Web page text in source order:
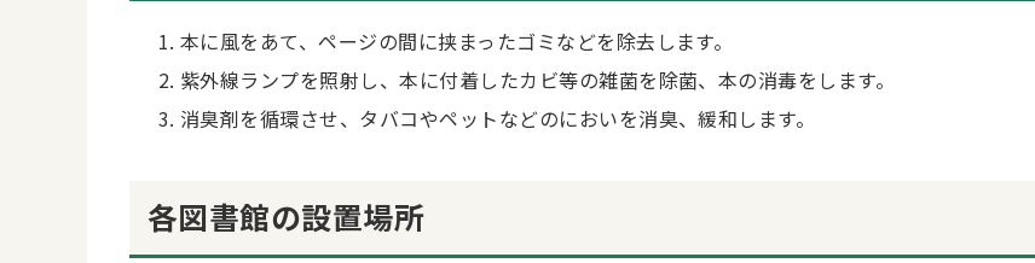
本に風をあて、ページの間に挟まったゴミなどを除去します。
紫外線ランプを照射し、本に付着したカビ等の雑菌を除菌、本の消毒をします。
消臭剤を循環させ、タバコやペットなどのにおいを消臭、緩和します。
各図書館の設置場所